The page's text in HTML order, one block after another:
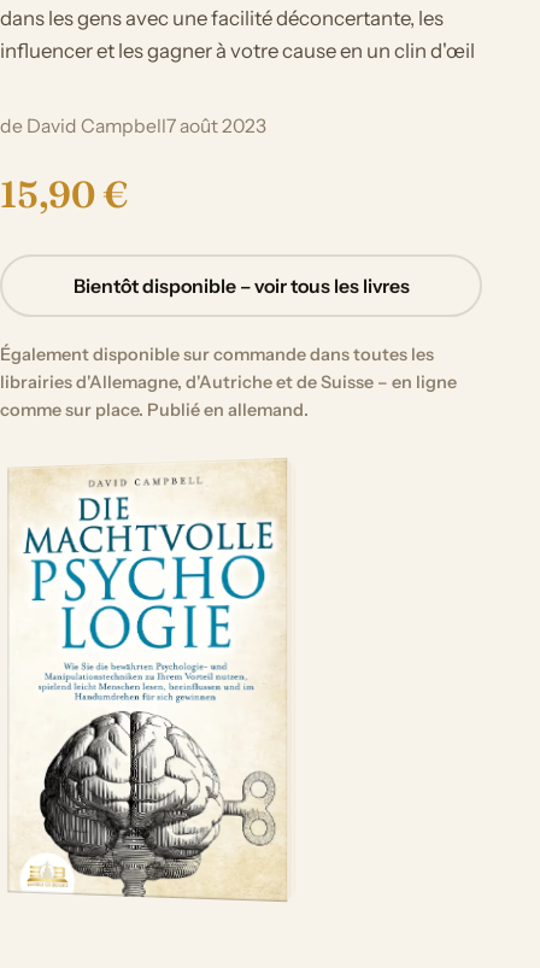
dans les gens avec une facilité déconcertante, les
influencer et les gagner à votre cause en un clin d'œil
de David Campbell7 août 2023
15,90 €
Bientôt disponible – voir tous les livres
Également disponible sur commande dans toutes les
librairies d'Allemagne, d'Autriche et de Suisse – en ligne
comme sur place. Publié en allemand.